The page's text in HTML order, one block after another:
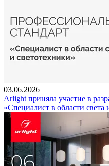
03.06.2026
Arlight приняла участие в
«Специалист в области света